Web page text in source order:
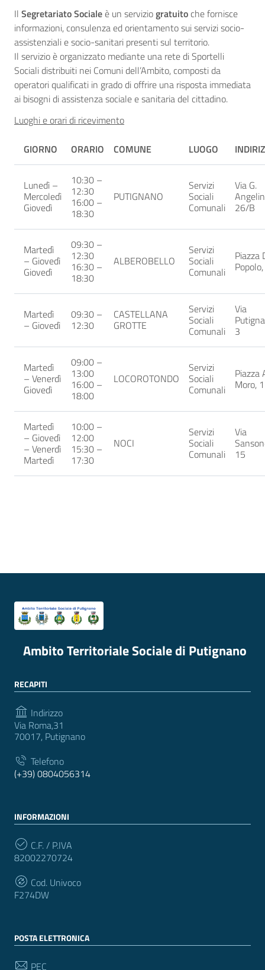
Il Segretariato Socialeè un serviziogratuito che fornisce
informazioni, consulenza ed orientamento sui servizi socio-
assistenziali e socio-sanitari presenti sul territorio.
Il servizio è organizzato mediante una rete di Sportelli
Sociali distribuiti nei Comuni dell’Ambito, composti da
operatori qualificati in grado di offrire una risposta immediata
ai bisogni di assistenza sociale e sanitaria del cittadino.
Luoghi e orari di ricevimento
GIORNO ORARIO COMUNE LUOGO
Lunedì –
Mercoledì
Giovedì
10:30 –
12:30
16:00 –
18:30
PUTIGNANO
Servizi
Sociali
Comunali
Via G.
26/B
Martedì
– Giovedì
Giovedì
09:30 –
12:30
16:30 –
18:30
ALBEROBELLO
Servizi
Sociali
Comunali
Piazza
Martedì
– Giovedì
09:30 –
12:30
CASTELLANA
GROTTE
Servizi
Sociali
Comunali
Via
3
Martedì
– Venerdì
Giovedì
09:00 –
13:00
16:00 –
18:00
LOCOROTONDO
Servizi
Sociali
Comunali
Piazza
Moro, 1
Martedì
– Giovedì
– Venerdì
Martedì
10:00 –
12:00
15:30 –
17:30
NOCI
Servizi
Sociali
Comunali
Via
15
Ambito Territoriale Sociale di Putignano
RECAPITI
Indirizzo
Via Roma,31
70017, Putignano
Telefono
(+39) 0804056314
INFORMAZIONI
C.F. / P.IVA
82002270724
Cod. Univoco
F274DW
POSTA ELETTRONICA
PEC